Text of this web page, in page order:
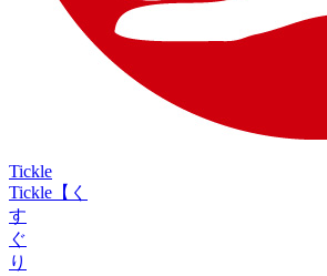
Tickle
Tickle【く
す
ぐ
り